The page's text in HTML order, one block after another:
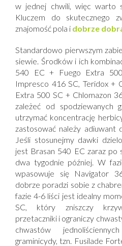
w jednej chwili, więc warto
Kluczem do skutecznego
znajomość pola i dobrze
Standardowo pierwszym
siewie. Środków i ich
540 EC + Fuego Extra
Impresco 416 SC, Teridox +
Extra 500 SC + Chlomazon
zależeć od spodziewanych
utrzymać koncentrację
zastosować należy adiuwant
Jeśli stosunejmy dawki
jest Brasan 540 EC zaraz po
dwa tygodnie później. W
wpasowuje się Navigator
dobrze poradzi sobie z
fazie 4-6 liści jest idealny
SC, który zniszczy
przetaczniki i ograniczy
chwastów
graminicydy, tzn. Fusilade